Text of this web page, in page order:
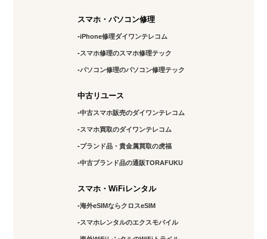
スマホ・パソコン修理
iPhone修理ダイワンテレコム
スマホ修理のスマホ修理テック
パソコン修理のパソコン修理テック
中古リユース
中古スマホ販売のダイワンテレコム
スマホ買取のダイワンテレコム
ブランド品・貴金属買取の虎福
中古ブランド品の通販TORAFUKU
スマホ・WiFiレンタル
海外eSIMならクロスeSIM
スマホレンタルのエクスモバイル